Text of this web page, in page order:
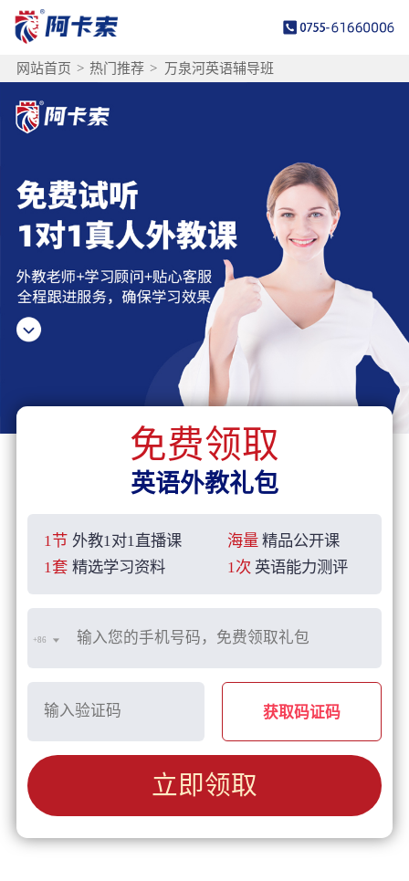
网站首页 > 热门推荐 > 万泉河英语辅导班
免费领取
英语外教礼包
1节 外教1对1直播课 海量 精品公开课
1套 精选学习资料 1次 英语能力测评
+86
获取码证码
立即领取